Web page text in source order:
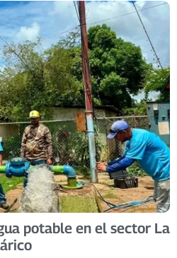
potable en el sector La